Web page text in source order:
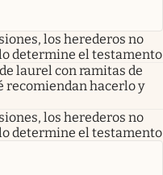
los herederos no
determine el testamento
laurel con ramitas de
recomiendan hacerlo y
los herederos no
determine el testamento